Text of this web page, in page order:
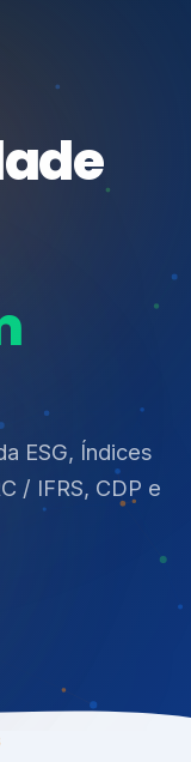
em ISO 27001,
9001, ISO
de